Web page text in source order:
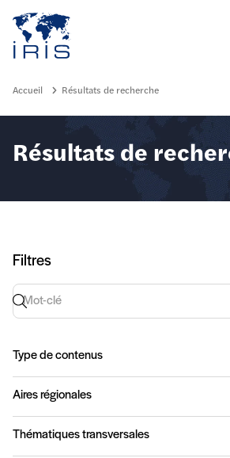
Aller au contenu principal
Accueil Résultats de recherche
Résultats de
Filtres
Recherche par mot-clé
Type de contenus
Aires régionales
Thématiques transversales